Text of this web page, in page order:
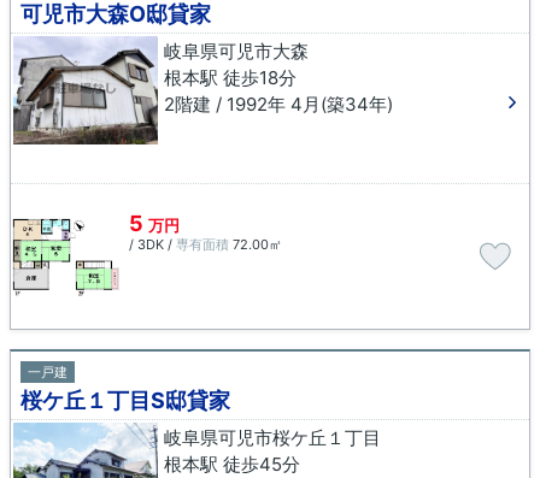
可児市大森O邸貸家
岐阜県可児市大森
根本駅 徒歩18分
2階建 / 1992年 4月(築34年)
5 万円
/ 3DK / 専有面積 72.00㎡
一戸建
桜ケ丘１丁目S邸貸家
岐阜県可児市桜ケ丘１丁目
根本駅 徒歩45分